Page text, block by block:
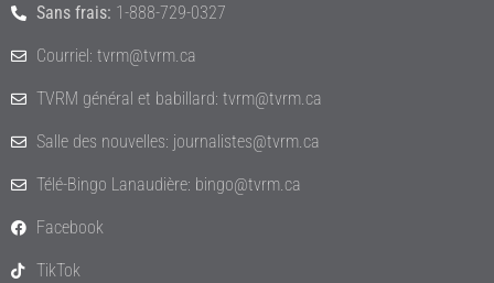
Sans frais: 1-888-729-0327
Courriel: tvrm@tvrm.ca
TVRM général et babillard: tvrm@tvrm.ca
Salle des nouvelles: journalistes@tvrm.ca
Télé-Bingo Lanaudière: bingo@tvrm.ca
Facebook
TikTok